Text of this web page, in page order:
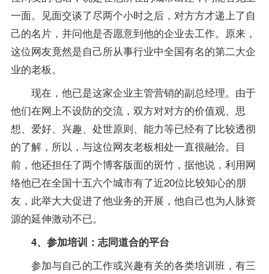
一面。见面交谈了尽两个小时之后，对方方才递上了自
己的名片，并问他是否愿意到他的企业去工作。原来，
这位网友竟然是自己所从事行业中全国有名的第二大企
业的老板。
现在，他已是这家企业主管营销的副总经理。由于
他们在网上不设防的交流，双方对对方的价值观、思
想、爱好、兴趣、处世原则、能力等已经有了比较透彻
的了解，所以，与这位网友老板相处一直很融洽。目
前，他还担任了两个博客版面的斑竹，据他说，利用网
络他已在全国十五六个城市有了近20位比较知心的朋
友，此举大大促进了他业务的开展，他自己也为人脉资
源的延伸激动不已。
4、参加培训：志同道合的平台
参加与自己的工作或兴趣有关的各类培训班，有三